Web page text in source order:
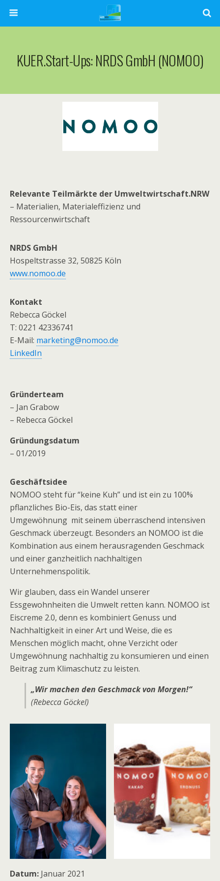
KUER.Start-Ups: NRDS GmbH (NOMOO)
Relevante Teilmärkte der Umweltwirtschaft.NRW
– Materialien, Materialeffizienz und
Ressourcenwirtschaft
NRDS GmbH
Hospeltstrasse 32, 50825 Köln
www.nomoo.de
Kontakt
Rebecca Göckel
T: 0221 42336741
E-Mail: marketing@nomoo.de
LinkedIn
Gründerteam
– Jan Grabow
– Rebecca Göckel
Gründungsdatum
– 01/2019
Geschäftsidee
NOMOO steht für “keine Kuh” und ist ein zu 100%
pflanzliches Bio-Eis, das statt einer
Umgewöhnung mit seinem überraschend intensiven
Geschmack überzeugt. Besonders an NOMOO ist die
Kombination aus einem herausragenden Geschmack
und einer ganzheitlich nachhaltigen
Unternehmenspolitik.
Wir glauben, dass ein Wandel unserer
Essgewohnheiten die Umwelt retten kann. NOMOO ist
Eiscreme 2.0, denn es kombiniert Genuss und
Nachhaltigkeit in einer Art und Weise, die es
Menschen möglich macht, ohne Verzicht oder
Umgewöhnung nachhaltig zu konsumieren und einen
Beitrag zum Klimaschutz zu leisten.
„Wir machen den Geschmack von Morgen!“
(Rebecca Göckel)
Datum: Januar 2021